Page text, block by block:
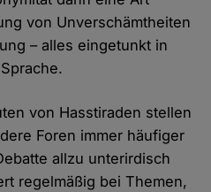
von Unverschämtheiten
– alles eingetunkt in
von Hasstiraden stellen
Foren immer häufiger
allzu unterirdisch
regelmäßig bei Themen,